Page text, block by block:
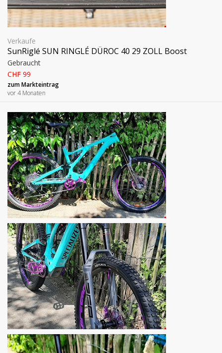
Verkaufe
SunRiglé SUN RINGLÉ DÜROC 40 29 ZOLL Boost
Gebraucht
CHF 99
zum Markteintrag
vor 4 Monaten